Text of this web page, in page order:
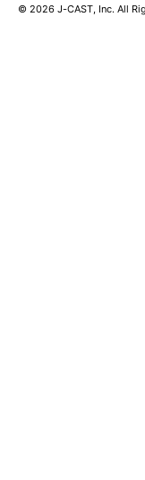
© 2026 J-CAST, Inc. All